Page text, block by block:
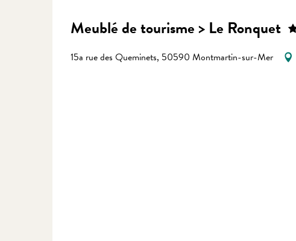
Meublé de tourisme > Le Ronquet
15a rue des Queminets, 50590 Montmartin-sur-Mer